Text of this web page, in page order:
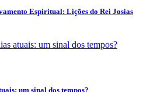
Espiritual: Lições do Rei Josias
um sinal dos tempos?